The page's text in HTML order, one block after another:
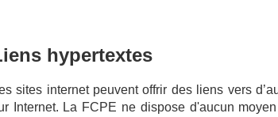
hypertextes
sites internet peuvent offrir des liens vers
Internet. La FCPE ne dispose d'aucun